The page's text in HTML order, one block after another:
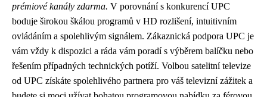
prémiové kanály zdarma. V porovnání s konkurencí UPC
boduje širokou škálou programů v HD rozlišení, intuitivním
ovládáním a spolehlivým signálem. Zákaznická podpora UPC je
vám vždy k dispozici a ráda vám poradí s výběrem balíčku nebo
řešením případných technických potíží. Volbou satelitní televize
od UPC získáte spolehlivého partnera pro váš televizní zážitek a